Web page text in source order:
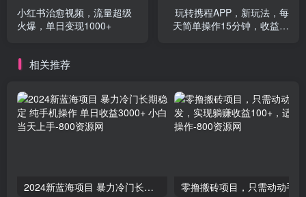
小红书治愈视频，流量超级
火爆，单日变现1000+
玩转携程APP，新玩法，每
天简单操作15分钟，收益可
相关推荐
2024新蓝海项目 暴力冷门长期稳定 纯手机操作 单日收益3000+ 小白当天上手